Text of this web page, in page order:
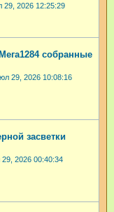
29, 2026 12:25:29
собранные
29, 2026 10:08:16
засветки
2026 00:40:34